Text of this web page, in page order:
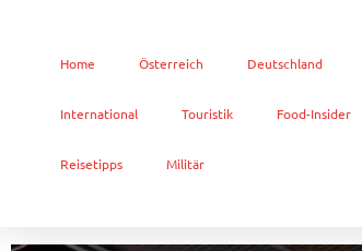
Home Österreich Deutschland
International Touristik Food-Insider
Reisetipps Militär